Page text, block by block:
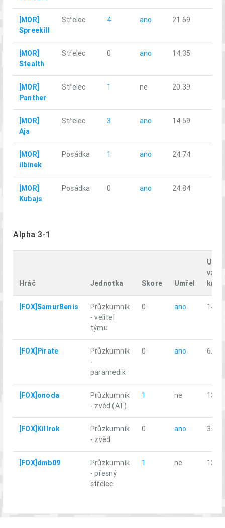
[MOR]
Spreekill
Střelec 4 ano 21.69
[MOR]
Stealth
Střelec 0 ano 14.35
[MOR]
Panther
Střelec 1 ne 20.39
[MOR]
Aja
Střelec 3 ano 14.59
[MOR]
ilbinek
Posádka 1 ano 24.74
[MOR]
Kubajs
Posádka 0 ano 24.84
Alpha 3-1
Hráč Jednotka Skore Umřel
km
[FOX]SamurBenis
Průzkumník
- velitel
týmu
0 ano 14.45
[FOX]Pirate
Průzkumník
-
paramedik
0 ano 6.63
[FOX]onoda
Průzkumník
- zvěd (AT)
1 ne 13.71
[FOX]Killrok
Průzkumník
- zvěd
0 ano 3.19
[FOX]dmb09
Průzkumník
- přesný
střelec
1 ne 13.93